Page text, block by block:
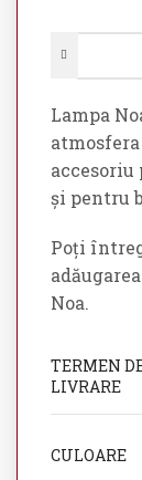
Lampa
și pentru
Poți
Noa.
TERMEN
LIVRARE
CULOARE